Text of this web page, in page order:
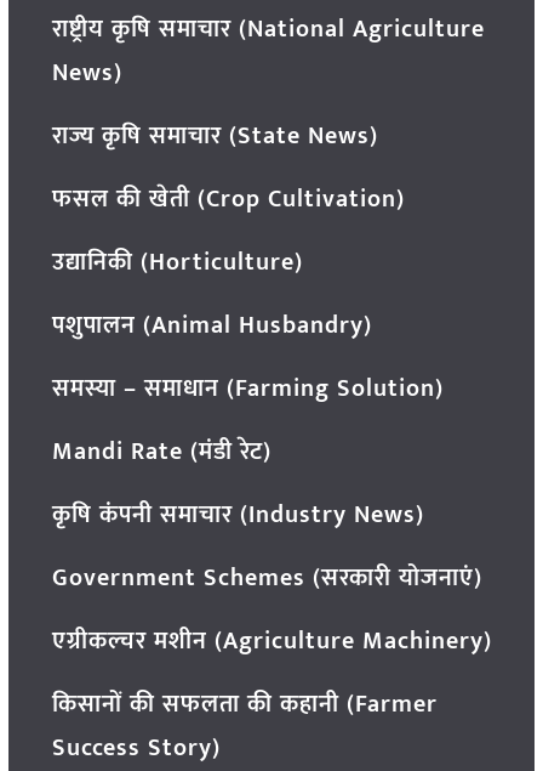
राष्ट्रीय कृषि समाचार (National Agriculture
News)
राज्य कृषि समाचार (State News)
फसल की खेती (Crop Cultivation)
उद्यानिकी (Horticulture)
पशुपालन (Animal Husbandry)
समस्या – समाधान (Farming Solution)
Mandi Rate (मंडी रेट)
कृषि कंपनी समाचार (Industry News)
Government Schemes (सरकारी योजनाएं)
एग्रीकल्चर मशीन (Agriculture Machinery)
किसानों की सफलता की कहानी (Farmer
Success Story)